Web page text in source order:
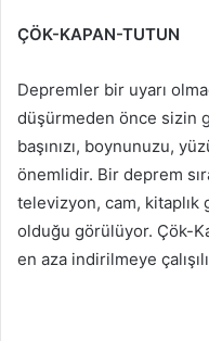
ÇÖK-KAPAN-TUTUN
Depremler bir uyarı
düşürmeden önce sizin
başınızı, boynunuzu,
önemlidir. Bir deprem
televizyon, cam,
olduğu görülüyor. Çök-
en aza indirilmeye